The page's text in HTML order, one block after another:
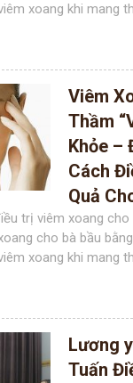
xoang khi mang
Viêm
Thầm
Khỏe –
Cách
Quả
trị viêm xoang cho
cho bà bầu
xoang khi mang
Lương
Tuấn